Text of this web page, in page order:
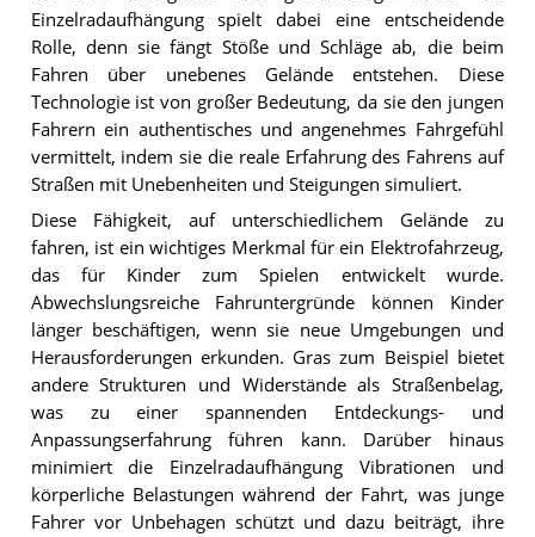
Einzelradaufhängung spielt dabei eine entscheidende
Rolle, denn sie fängt Stöße und Schläge ab, die beim
Fahren über unebenes Gelände entstehen. Diese
Technologie ist von großer Bedeutung, da sie den jungen
Fahrern ein authentisches und angenehmes Fahrgefühl
vermittelt, indem sie die reale Erfahrung des Fahrens auf
Straßen mit Unebenheiten und Steigungen simuliert.
Diese Fähigkeit, auf unterschiedlichem Gelände zu
fahren, ist ein wichtiges Merkmal für ein Elektrofahrzeug,
das für Kinder zum Spielen entwickelt wurde.
Abwechslungsreiche Fahruntergründe können Kinder
länger beschäftigen, wenn sie neue Umgebungen und
Herausforderungen erkunden. Gras zum Beispiel bietet
andere Strukturen und Widerstände als Straßenbelag,
was zu einer spannenden Entdeckungs- und
Anpassungserfahrung führen kann. Darüber hinaus
minimiert die Einzelradaufhängung Vibrationen und
körperliche Belastungen während der Fahrt, was junge
Fahrer vor Unbehagen schützt und dazu beiträgt, ihre